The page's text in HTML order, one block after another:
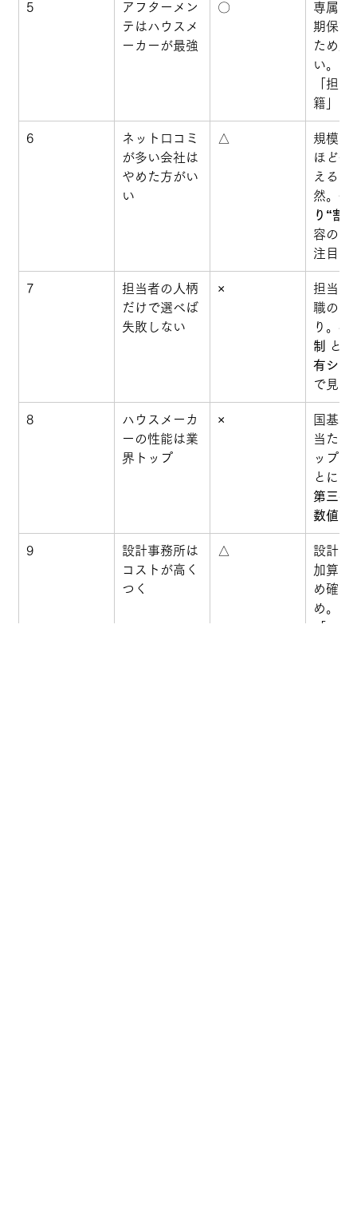
5
アフターメン
テはハウスメ
ーカーが最強
〇
専属部
期保証
ため対
い。た
「担
籍」も
6
ネット口コミ
が多い会社は
やめた方がい
い
△
規模が
ほど件
えるの
然。件
り“割
容の具
注目
7
担当者の人柄
だけで選べば
失敗しない
×
担当交
職の可
り。社
制
と
有シス
で見る
8
ハウスメーカ
ーの性能は業
界トップ
×
国基準
当たり
ップは
とに異
第三者
数値
9
設計事務所は
コストが高く
つく
△
設計監
加算さ
め確か
め。た
「コ